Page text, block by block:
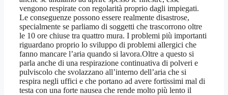
vengono respirate con regolarità proprio dagli impiegati.
Le conseguenze possono essere realmente disastrose,
specialmente se parliamo di soggetti che trascorrono oltre
le 10 ore chiuse tra quattro mura. I problemi più importanti
riguardano proprio lo sviluppo di problemi allergici che
fanno mancare l’aria quando si lavora.Oltre a questo si
parla anche di una respirazione continuativa di polveri e
pulviscolo che svolazzano all’interno dell’aria che si
respira negli uffici e che portano ad avere fortissimi mal di
testa con una forte nausea che rende molto più lento il